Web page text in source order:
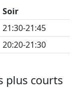
Soir
21:30-21:45
20:20-21:30
plus courts